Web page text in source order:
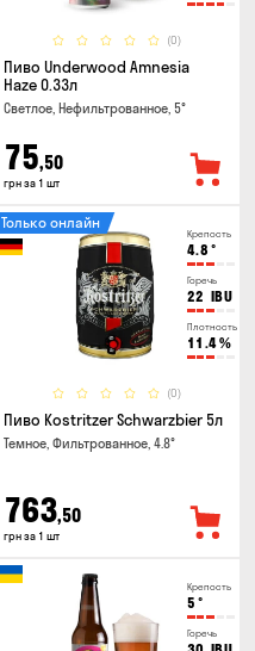
(0)
Пиво Underwood Amnesia
Haze 0.33л
Светлое, Нефильтрованное, 5°
75,50
грн за 1 шт
Крепость
4.8 °
Горечь
22 IBU
Плотность
11.4%
(0)
Только онлайн
Пиво Kostritzer Schwarzbier 5л
Темное, Фильтрованное, 4.8°
763,50
грн за 1 шт
Крепость
5 °
Горечь